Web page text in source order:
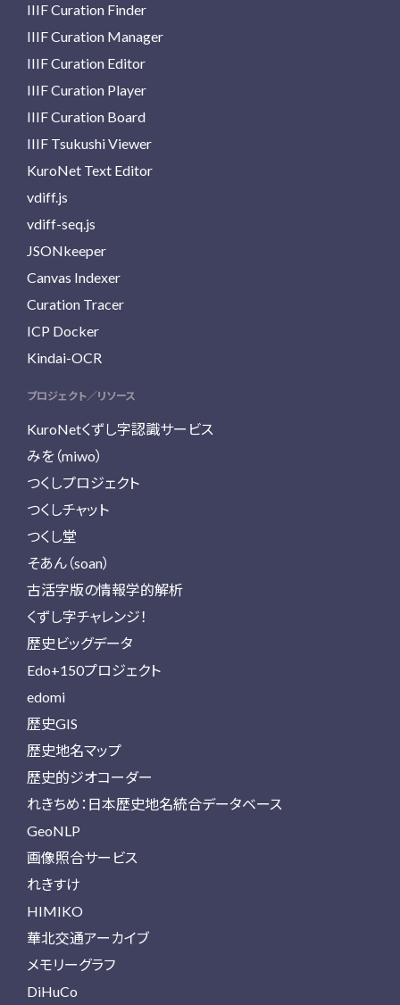
IIIF Curation Finder
IIIF Curation Manager
IIIF Curation Editor
IIIF Curation Player
IIIF Curation Board
IIIF Tsukushi Viewer
KuroNet Text Editor
vdiff.js
vdiff-seq.js
JSONkeeper
Canvas Indexer
Curation Tracer
ICP Docker
Kindai-OCR
プロジェクト／リソース
KuroNetくずし字認識サービス
みを（miwo）
つくしプロジェクト
つくしチャット
つくし堂
そあん（soan）
古活字版の情報学的解析
くずし字チャレンジ！
歴史ビッグデータ
Edo+150プロジェクト
edomi
歴史GIS
歴史地名マップ
歴史的ジオコーダー
れきちめ：日本歴史地名統合データベース
GeoNLP
画像照合サービス
れきすけ
HIMIKO
華北交通アーカイブ
メモリーグラフ
DiHuCo